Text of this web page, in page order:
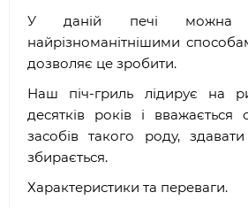
У даній печі можна
найрізноманітнішими
дозволяє це зробити.
Наш піч-гриль лідирує на
десятків років і
засобів такого роду,
збирається.
Характеристики та переваги.